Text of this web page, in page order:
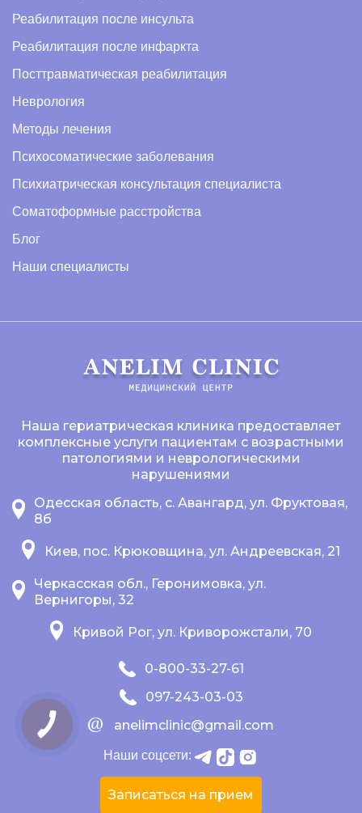
Реабилитация после инсульта
Реабилитация после инфаркта
Посттравматическая реабилитация
Неврология
Методы лечения
Психосоматические заболевания
Психиатрическая консультация специалиста
Соматоформные расстройства
Блог
Наши специалисты
Наша гериатрическая клиника предоставляет
комплексные услуги пациентам с возрастными
патологиями и неврологическими
нарушениями
Одесская область, с. Авангард, ул. Фруктовая,
8б
Киев, пос. Крюковщина, ул. Андреевская, 21
Черкасская обл., Геронимовка, ул.
Вернигоры, 32
Кривой Рог, ул. Криворожстали, 70
0-800-33-27-61
097-243-03-03
anelimclinic@gmail.com
Наши соцсети:
Записаться на прием